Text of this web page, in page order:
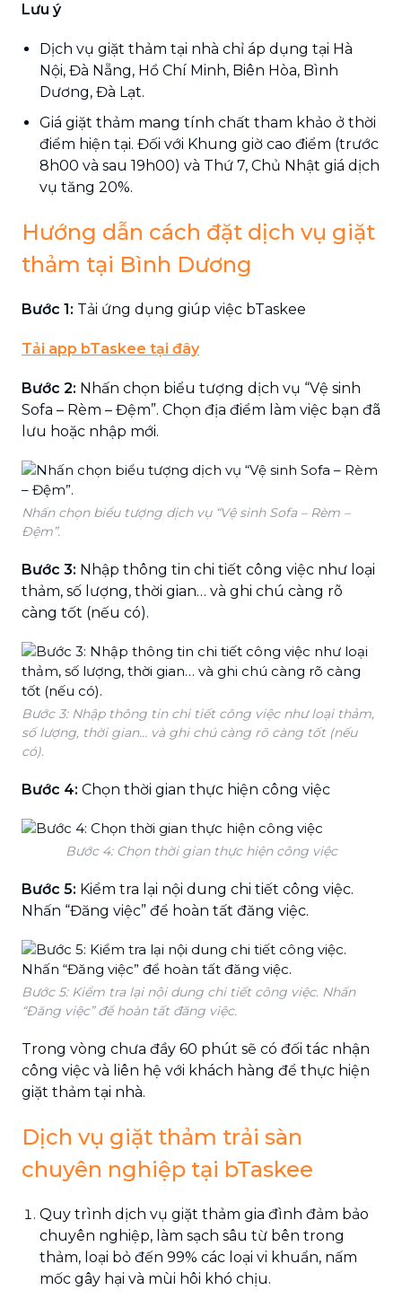
Lưu ý
Dịch vụ giặt thảm tại nhà chỉ áp dụng tại Hà
Nội, Đà Nẵng, Hồ Chí Minh, Biên Hòa, Bình
Dương, Đà Lạt.
Giá giặt thảm mang tính chất tham khảo ở thời
điểm hiện tại. Đối với Khung giờ cao điểm (trước
8h00 và sau 19h00) và Thứ 7, Chủ Nhật giá dịch
vụ tăng 20%.
Hướng dẫn cách đặt dịch vụ giặt
thảm tại Bình Dương
Bước 1: Tải ứng dụng giúp việc bTaskee
Tải app bTaskee tại đây
Bước 2: Nhấn chọn biểu tượng dịch vụ “Vệ sinh
Sofa – Rèm – Đệm”. Chọn địa điểm làm việc bạn đã
lưu hoặc nhập mới.
Nhấn chọn biểu tượng dịch vụ “Vệ sinh Sofa – Rèm –
Đệm”.
Bước 3: Nhập thông tin chi tiết công việc như loại
thảm, số lượng, thời gian… và ghi chú càng rõ
càng tốt (nếu có).
Bước 3: Nhập thông tin chi tiết công việc như loại thảm,
số lượng, thời gian… và ghi chú càng rõ càng tốt (nếu
có).
Bước 4: Chọn thời gian thực hiện công việc
Bước 4: Chọn thời gian thực hiện công việc
Bước 5: Kiểm tra lại nội dung chi tiết công việc.
Nhấn “Đăng việc” để hoàn tất đăng việc.
Bước 5: Kiểm tra lại nội dung chi tiết công việc. Nhấn
“Đăng việc” để hoàn tất đăng việc.
Trong vòng chưa đầy 60 phút sẽ có đối tác nhận
công việc và liên hệ với khách hàng để thực hiện
giặt thảm tại nhà.
Dịch vụ giặt thảm trải sàn
chuyên nghiệp tại bTaskee
Quy trình dịch vụ giặt thảm gia đình đảm bảo
chuyên nghiệp, làm sạch sâu từ bên trong
thảm, loại bỏ đến 99% các loại vi khuẩn, nấm
mốc gây hại và mùi hôi khó chịu.